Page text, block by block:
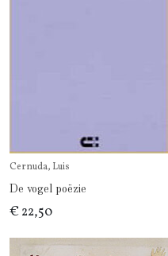
Cernuda, Luis
De vogel poëzie
€ 22,50